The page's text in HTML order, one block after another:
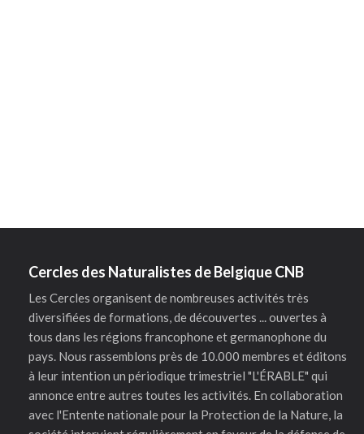
Cercles des Naturalistes de Belgique CNB
Les Cercles organisent de nombreuses activités très
diversifiées de formations, de découvertes ... ouvertes à
tous dans les régions francophone et germanophone du
pays. Nous rassemblons près de 10.000 membres et éditons
à leur intention un périodique trimestriel "L'ÉRABLE" qui
annonce entre autres toutes les activités. En collaboration
avec l'Entente nationale pour la Protection de la Nature, la